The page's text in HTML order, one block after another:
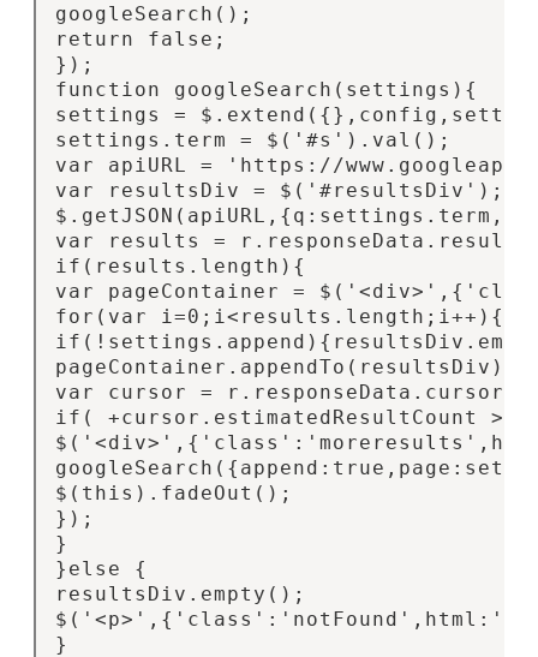
googleSearch();
return false;
});
function googleSearch(settings){
settings =
settings.term = $('#s').val();
var apiURL = 'https://
var resultsDiv = $('#resultsDiv');
var results =
if(results.length){
var pageContainer =
for(var
var cursor = r.responseData.cursor;
if( +cursor.estimatedResultCount >
$(this).fadeOut();
});
}
}else {
resultsDiv.empty();
$('<p>',{'class':'notFound',html:'没找
}